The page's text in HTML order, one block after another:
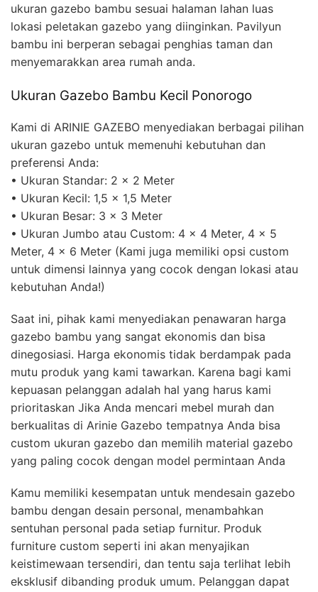
ukuran gazebo bambu sesuai halaman lahan luas
lokasi peletakan gazebo yang diinginkan. Pavilyun
bambu ini berperan sebagai penghias taman dan
menyemarakkan area rumah anda.
Ukuran Gazebo Bambu Kecil Ponorogo
Kami di ARINIE GAZEBO menyediakan berbagai pilihan
ukuran gazebo untuk memenuhi kebutuhan dan
preferensi Anda:
• Ukuran Standar: 2 x 2 Meter
• Ukuran Kecil: 1,5 x 1,5 Meter
• Ukuran Besar: 3 x 3 Meter
• Ukuran Jumbo atau Custom: 4 x 4 Meter, 4 x 5
Meter, 4 x 6 Meter (Kami juga memiliki opsi custom
untuk dimensi lainnya yang cocok dengan lokasi atau
kebutuhan Anda!)
Saat ini, pihak kami menyediakan penawaran harga
gazebo bambu yang sangat ekonomis dan bisa
dinegosiasi. Harga ekonomis tidak berdampak pada
mutu produk yang kami tawarkan. Karena bagi kami
kepuasan pelanggan adalah hal yang harus kami
prioritaskan Jika Anda mencari mebel murah dan
berkualitas di Arinie Gazebo tempatnya Anda bisa
custom ukuran gazebo dan memilih material gazebo
yang paling cocok dengan model permintaan Anda
Kamu memiliki kesempatan untuk mendesain gazebo
bambu dengan desain personal, menambahkan
sentuhan personal pada setiap furnitur. Produk
furniture custom seperti ini akan menyajikan
keistimewaan tersendiri, dan tentu saja terlihat lebih
eksklusif dibanding produk umum. Pelanggan dapat